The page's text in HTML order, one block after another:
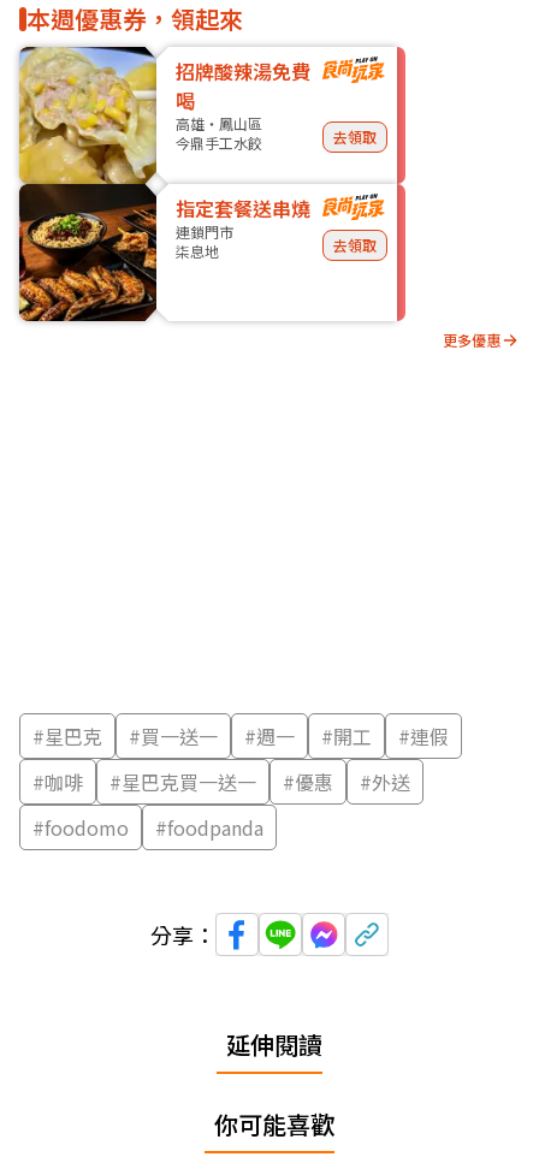
本週優惠券，領起來
招牌酸辣湯免費
喝
高雄・鳳山區
今鼎手工水餃
去領取
指定套餐送串燒
連鎖門市
柒息地
去領取
更多優惠
#星巴克 #買一送一 #週一 #開工 #連假
#咖啡 #星巴克買一送一 #優惠 #外送
#foodomo #foodpanda
分享：
延伸閱讀
你可能喜歡